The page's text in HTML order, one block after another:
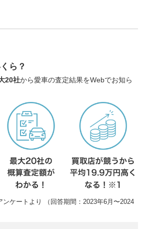
ら？
20社から愛車の査定結果をWebでお知ら
ケートより （回答期間：2023年6月〜2024